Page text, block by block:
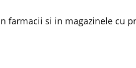
farmacii si in magazinele cu